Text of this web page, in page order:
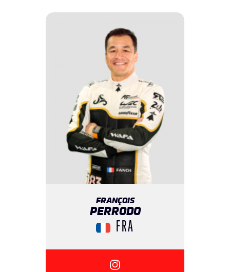
FRANÇOIS
PERRODO
FRA
{{SEESOCIALNETWORK}}